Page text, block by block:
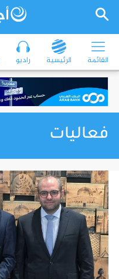
القائمة الرئيسية راديو
فعاليات